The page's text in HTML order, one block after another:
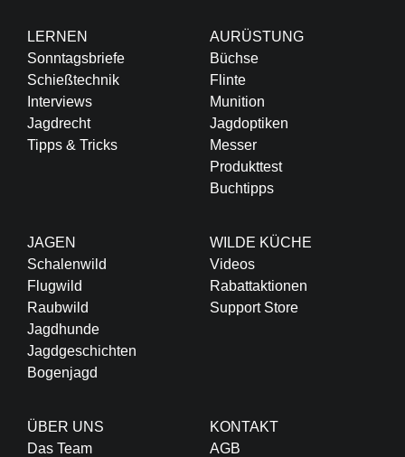
LERNEN
Sonntagsbriefe
Schießtechnik
Interviews
Jagdrecht
Tipps & Tricks
AURÜSTUNG
Büchse
Flinte
Munition
Jagdoptiken
Messer
Produkttest
Buchtipps
JAGEN
Schalenwild
Flugwild
Raubwild
Jagdhunde
Jagdgeschichten
Bogenjagd
WILDE KÜCHE
Videos
Rabattaktionen
Support Store
ÜBER UNS
Das Team
KONTAKT
AGB